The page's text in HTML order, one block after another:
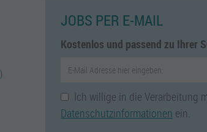
JOBS PER E-MAIL
Kostenlos und passend zu Ihrer
Ich willige in die Verarbeitung
Datenschutzinformationen ein.